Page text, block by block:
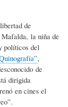
de
Mafalda, la niña de
políticos del
,
de
dirigida
en cines el